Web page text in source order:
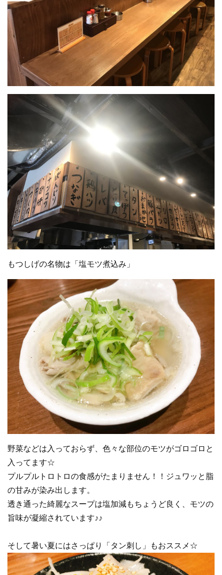
もつしげの名物は「塩モツ煮込み」
野菜などは入っておらず、色々な部位のモツがゴロゴロと
入ってます☆
プルプルトロトロの食感がたまりません！！ジュワッと脂
の甘みが染み出します。
透き通った綺麗なスープは塩加減もちょうど良く、モツの
旨味が凝縮されています♪♪
そして暑い夏にはさっぱり「タン刺し」もおススメ☆